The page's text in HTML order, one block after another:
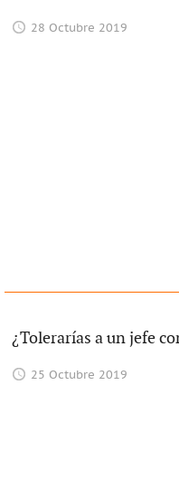
28 Octubre 2019
¿Tolerarías a un jefe
25 Octubre 2019